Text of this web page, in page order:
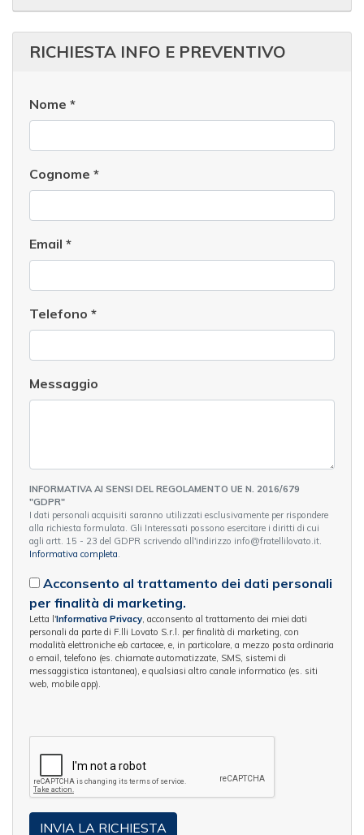
RICHIESTA INFO E PREVENTIVO
Nome *
Cognome *
Email *
Telefono *
Messaggio
INFORMATIVA AI SENSI DEL REGOLAMENTO UE N. 2016/679
"GDPR"
I dati personali acquisiti saranno utilizzati esclusivamente per rispondere
alla richiesta formulata. Gli Interessati possono esercitare i diritti di cui
agli artt. 15 - 23 del GDPR scrivendo all'indirizzo info@fratellilovato.it.
Informativa completa.
Acconsento al trattamento dei dati personali
per finalità di marketing.
Letta l'Informativa Privacy, acconsento al trattamento dei miei dati
personali da parte di F.lli Lovato S.r.l. per finalità di marketing, con
modalità elettroniche e/o cartacee, e, in particolare, a mezzo posta ordinaria
o email, telefono (es. chiamate automatizzate, SMS, sistemi di
messaggistica istantanea), e qualsiasi altro canale informatico (es. siti
web, mobile app).